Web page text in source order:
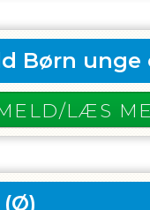
Børn unge
LÆS
(Ø)